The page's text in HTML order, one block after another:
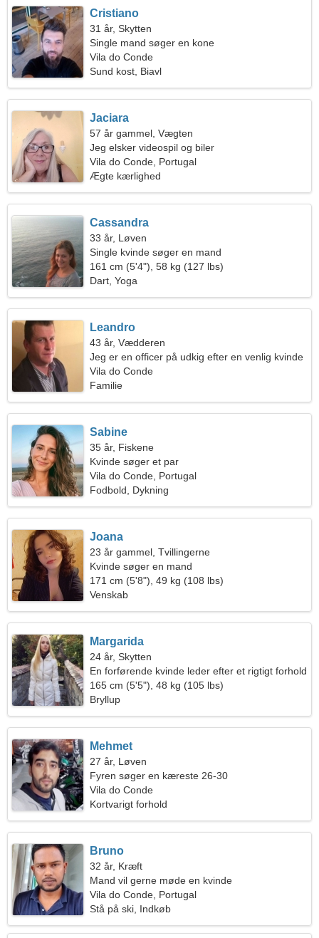
Cristiano
31 år, Skytten
Single mand søger en kone
Vila do Conde
Sund kost, Biavl
Jaciara
57 år gammel, Vægten
Jeg elsker videospil og biler
Vila do Conde, Portugal
Ægte kærlighed
Cassandra
33 år, Løven
Single kvinde søger en mand
161 cm (5'4"), 58 kg (127 lbs)
Dart, Yoga
Leandro
43 år, Vædderen
Jeg er en officer på udkig efter en venlig kvinde
Vila do Conde
Familie
Sabine
35 år, Fiskene
Kvinde søger et par
Vila do Conde, Portugal
Fodbold, Dykning
Joana
23 år gammel, Tvillingerne
Kvinde søger en mand
171 cm (5'8"), 49 kg (108 lbs)
Venskab
Margarida
24 år, Skytten
En forførende kvinde leder efter et rigtigt forhold
165 cm (5'5"), 48 kg (105 lbs)
Bryllup
Mehmet
27 år, Løven
Fyren søger en kæreste 26-30
Vila do Conde
Kortvarigt forhold
Bruno
32 år, Kræft
Mand vil gerne møde en kvinde
Vila do Conde, Portugal
Stå på ski, Indkøb